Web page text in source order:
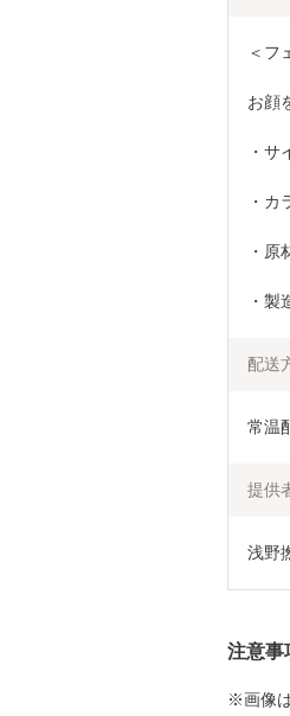
＜フ
お顔
・サ
・カ
・原
・製
配送
常温
提供
浅野
注意事
※画像